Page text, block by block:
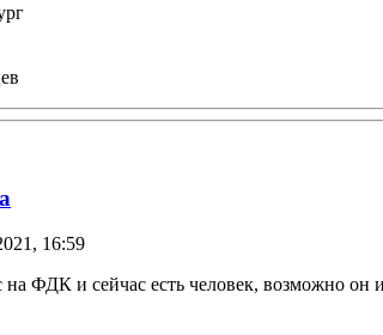
16:59
на ФДК и сейчас есть человек, возможно он